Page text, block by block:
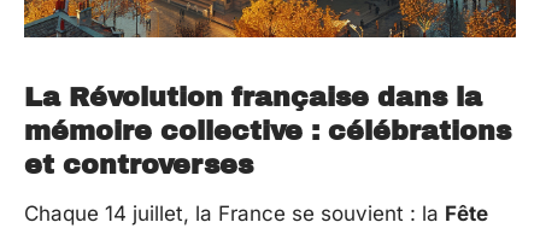
La Révolution française dans la
mémoire collective : célébrations
et controverses
Chaque 14 juillet, la France se souvient : la Fête